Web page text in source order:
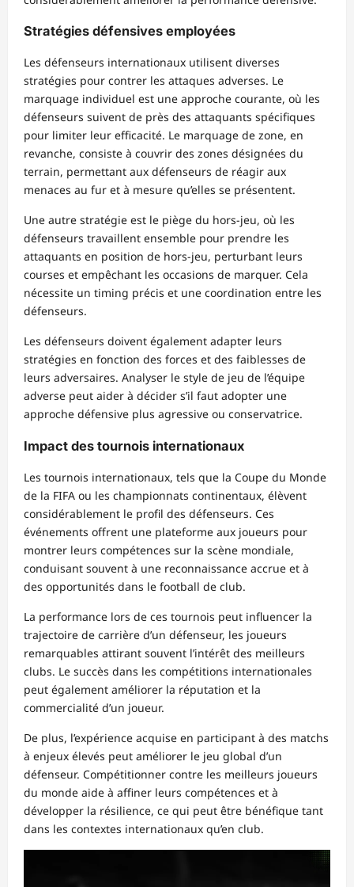
Stratégies défensives employées
Les défenseurs internationaux utilisent diverses
stratégies pour contrer les attaques adverses. Le
marquage individuel est une approche courante, où les
défenseurs suivent de près des attaquants spécifiques
pour limiter leur efficacité. Le marquage de zone, en
revanche, consiste à couvrir des zones désignées du
terrain, permettant aux défenseurs de réagir aux
menaces au fur et à mesure qu’elles se présentent.
Une autre stratégie est le piège du hors-jeu, où les
défenseurs travaillent ensemble pour prendre les
attaquants en position de hors-jeu, perturbant leurs
courses et empêchant les occasions de marquer. Cela
nécessite un timing précis et une coordination entre les
défenseurs.
Les défenseurs doivent également adapter leurs
stratégies en fonction des forces et des faiblesses de
leurs adversaires. Analyser le style de jeu de l’équipe
adverse peut aider à décider s’il faut adopter une
approche défensive plus agressive ou conservatrice.
Impact des tournois internationaux
Les tournois internationaux, tels que la Coupe du Monde
de la FIFA ou les championnats continentaux, élèvent
considérablement le profil des défenseurs. Ces
événements offrent une plateforme aux joueurs pour
montrer leurs compétences sur la scène mondiale,
conduisant souvent à une reconnaissance accrue et à
des opportunités dans le football de club.
La performance lors de ces tournois peut influencer la
trajectoire de carrière d’un défenseur, les joueurs
remarquables attirant souvent l’intérêt des meilleurs
clubs. Le succès dans les compétitions internationales
peut également améliorer la réputation et la
commercialité d’un joueur.
De plus, l’expérience acquise en participant à des matchs
à enjeux élevés peut améliorer le jeu global d’un
défenseur. Compétitionner contre les meilleurs joueurs
du monde aide à affiner leurs compétences et à
développer la résilience, ce qui peut être bénéfique tant
dans les contextes internationaux qu’en club.